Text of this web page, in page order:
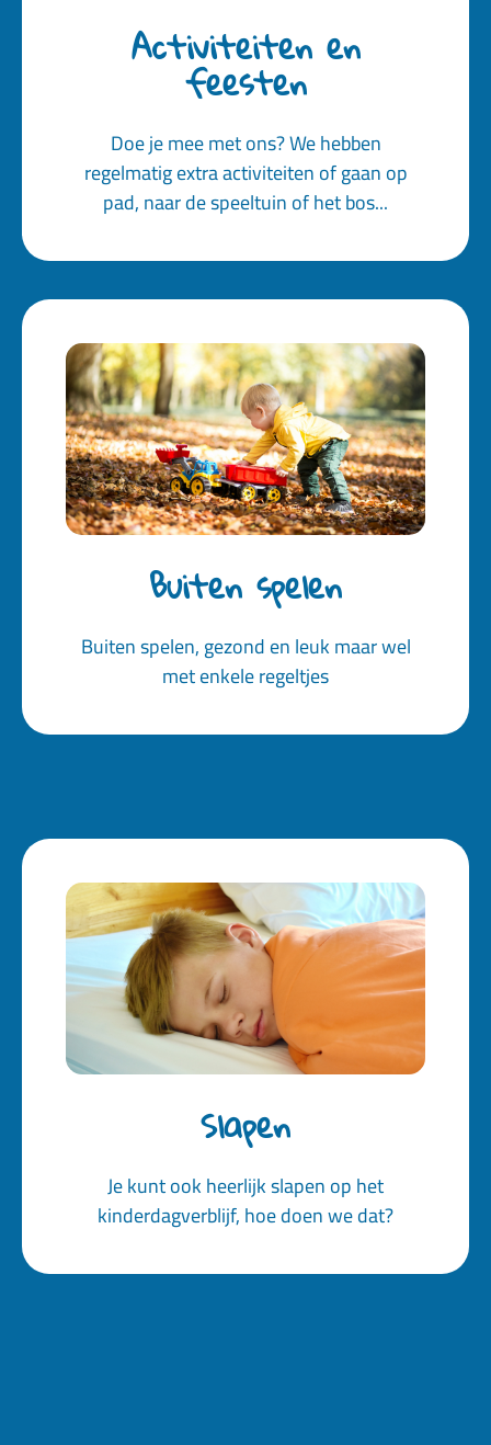
Activiteiten en
feesten
Doe je mee met ons? We hebben
regelmatig extra activiteiten of gaan op
pad, naar de speeltuin of het bos...
Buiten spelen
Buiten spelen, gezond en leuk maar wel
met enkele regeltjes
Slapen
Je kunt ook heerlijk slapen op het
kinderdagverblijf, hoe doen we dat?